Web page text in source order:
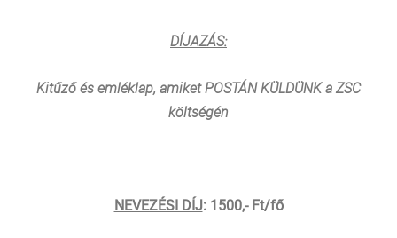
DÍJAZÁS:
Kitűző és emléklap, amiket POSTÁN KÜLDÜNK a ZSC
költségén
NEVEZÉSI DÍJ: 1500,- Ft/fő